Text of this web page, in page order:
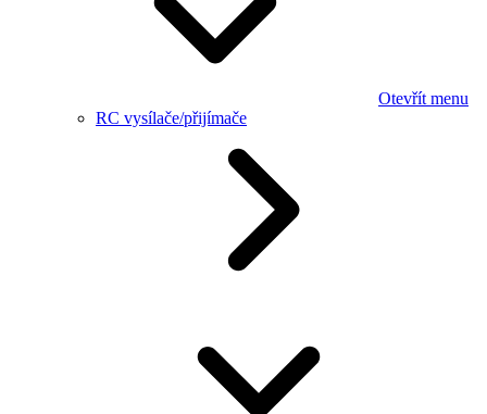
Otevřít menu
RC vysílače/přijímače